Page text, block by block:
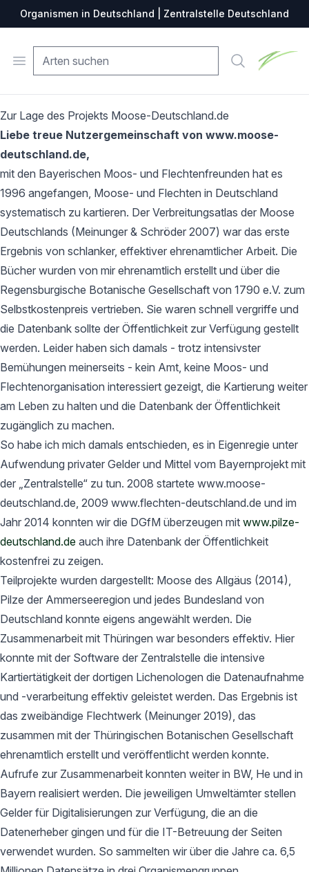
Organismen in Deutschland | Zentralstelle Deutschland
Open menu Suche
Zur Lage des Projekts Moose-Deutschland.de
Liebe treue Nutzergemeinschaft von www.moose-
deutschland.de,
mit den Bayerischen Moos- und Flechtenfreunden hat es
1996 angefangen, Moose- und Flechten in Deutschland
systematisch zu kartieren. Der Verbreitungsatlas der Moose
Deutschlands (Meinunger & Schröder 2007) war das erste
Ergebnis von schlanker, effektiver ehrenamtlicher Arbeit. Die
Bücher wurden von mir ehrenamtlich erstellt und über die
Regensburgische Botanische Gesellschaft von 1790 e.V. zum
Selbstkostenpreis vertrieben. Sie waren schnell vergriffe und
die Datenbank sollte der Öffentlichkeit zur Verfügung gestellt
werden. Leider haben sich damals - trotz intensivster
Bemühungen meinerseits - kein Amt, keine Moos- und
Flechtenorganisation interessiert gezeigt, die Kartierung weiter
am Leben zu halten und die Datenbank der Öffentlichkeit
zugänglich zu machen.
So habe ich mich damals entschieden, es in Eigenregie unter
Aufwendung privater Gelder und Mittel vom Bayernprojekt mit
der „Zentralstelle“ zu tun. 2008 startete www.moose-
deutschland.de, 2009 www.flechten-deutschland.de und im
Jahr 2014 konnten wir die DGfM überzeugen mit www.pilze-
deutschland.de auch ihre Datenbank der Öffentlichkeit
kostenfrei zu zeigen.
Teilprojekte wurden dargestellt: Moose des Allgäus (2014),
Pilze der Ammerseeregion und jedes Bundesland von
Deutschland konnte eigens angewählt werden. Die
Zusammenarbeit mit Thüringen war besonders effektiv. Hier
konnte mit der Software der Zentralstelle die intensive
Kartiertätigkeit der dortigen Lichenologen die Datenaufnahme
und -verarbeitung effektiv geleistet werden. Das Ergebnis ist
das zweibändige Flechtwerk (Meinunger 2019), das
zusammen mit der Thüringischen Botanischen Gesellschaft
ehrenamtlich erstellt und veröffentlicht werden konnte.
Aufrufe zur Zusammenarbeit konnten weiter in BW, He und in
Bayern realisiert werden. Die jeweiligen Umweltämter stellen
Gelder für Digitalisierungen zur Verfügung, die an die
Datenerheber gingen und für die IT-Betreuung der Seiten
verwendet wurden. So sammelten wir über die Jahre ca. 6,5